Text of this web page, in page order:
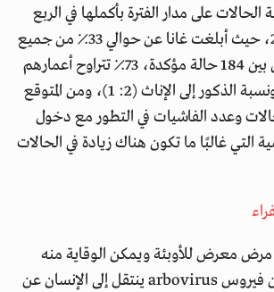
الحالات على مدار الفترة بأكملها في الربع
الأخير من عام 2021، حيث أبلغت غانا عن حوالي 33٪ من جميع
الحالات المؤكدة، من بين 184 حالة مؤكدة، 73٪ تتراوح أعمارهم
بين 30 عامًا وأقل، ونسبة الذكور إلى الإناث (2: 1)، ومن المتوقع
وعدد الفاشيات في التطور مع دخول
التي غالبًا ما تكون هناك زيادة في الحالات
معرض للأوبئة ويمكن الوقاية منه
باللقاحات وينتج عن فيروس arbovirus ينتقل إلى الإنسان عن